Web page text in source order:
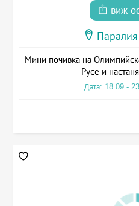
виж
Мини почивка на
Русе и
Дата: 18.09 -